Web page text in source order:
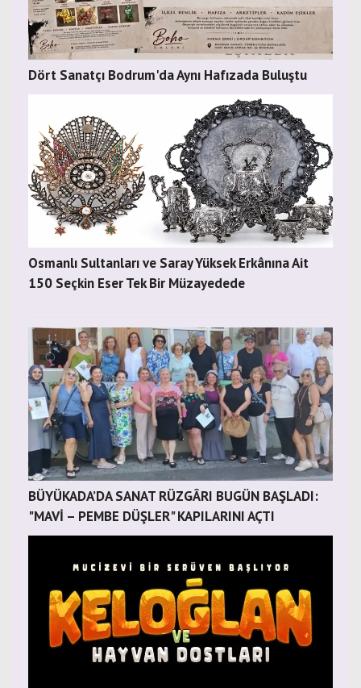
Dört Sanatçı Bodrum'da Aynı Hafızada Buluştu
Osmanlı Sultanları ve Saray Yüksek Erkânına Ait
150 Seçkin Eser Tek Bir Müzayedede
BÜYÜKADA’DA SANAT RÜZGÂRI BUGÜN BAŞLADI:
"MAVİ – PEMBE DÜŞLER" KAPILARINI AÇTI